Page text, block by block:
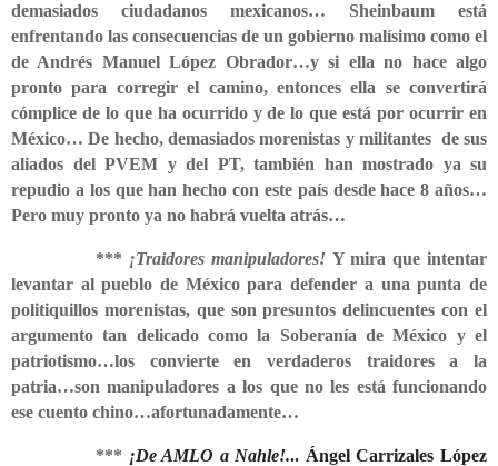
demasiados ciudadanos mexicanos… Sheinbaum está
enfrentando las consecuencias de un gobierno malísimo como el
de Andrés Manuel López Obrador…y si ella no hace algo
pronto para corregir el camino, entonces ella se convertirá
cómplice de lo que ha ocurrido y de lo que está por ocurrir en
México… De hecho, demasiados morenistas y militantes de sus
aliados del PVEM y del PT, también han mostrado ya su
repudio a los que han hecho con este país desde hace 8 años…
Pero muy pronto ya no habrá vuelta atrás…
*** ¡Traidores manipuladores! Y mira que intentar
levantar al pueblo de México para defender a una punta de
politiquillos morenistas, que son presuntos delincuentes con el
argumento tan delicado como la Soberanía de México y el
patriotismo…los convierte en verdaderos traidores a la
patria…son manipuladores a los que no les está funcionando
ese cuento chino…afortunadamente…
*** ¡De AMLO a Nahle!... Ángel Carrizales López